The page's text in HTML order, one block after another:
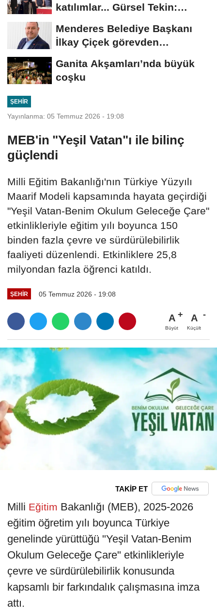
katılımlar... Gürsel Tekin:
Menderes Belediye Başkanı
İlkay Çiçek görevden
Ganita Akşamları’nda büyük
coşku
ŞEHIR
Yayınlanma: 05 Temmuz 2026 - 19:08
MEB'in "Yeşil Vatan"ı ile bilinç
güçlendi
Milli Eğitim Bakanlığı'nın Türkiye Yüzyılı
Maarif Modeli kapsamında hayata geçirdiği
"Yeşil Vatan-Benim Okulum Geleceğe Çare"
etkinlikleriyle eğitim yılı boyunca 150
binden fazla çevre ve sürdürülebilirlik
faaliyeti düzenlendi. Etkinliklere 25,8
milyondan fazla öğrenci katıldı.
ŞEHIR 05 Temmuz 2026 - 19:08
A
Büyüt
A
Küçült
TAKİP ET
Milli Eğitim Bakanlığı (MEB), 2025-2026
eğitim öğretim yılı boyunca Türkiye
genelinde yürüttüğü "Yeşil Vatan-Benim
Okulum Geleceğe Çare" etkinlikleriyle
çevre ve sürdürülebilirlik konusunda
kapsamlı bir farkındalık çalışmasına imza
attı.